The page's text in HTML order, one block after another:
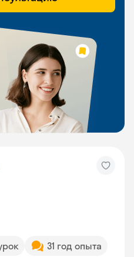
31 год опыта